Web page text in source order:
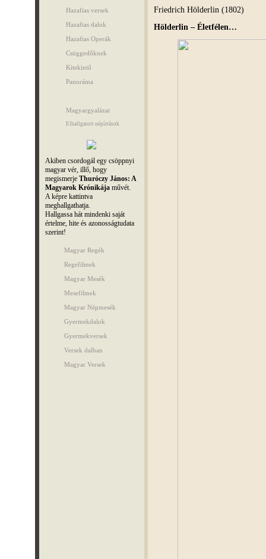
Hazafias versek
Hazafias dalok
Hazafias Operák
Csüggedőknek
Kitekintő
Panoráma
Magyargyalázat
Elhallgatott népírtások
Akiben csordogál egy csöppnyi
magyar vér, illő, hogy
megismerje Thuróczy János: A
Magyarok Krónikájaművét.
A képre kattintva
meghallgathatja.
Hallgassa hát mindenki saját
értelme, hite és azonosságtudata
szerint!
Magyar Regék
Regefilmek
Magyar Mesék
Mesefilmek
Magyar Népmesék
Gyermekdalok
Gyermekversek
Versek dalban
Magyar Versek
Friedrich Hölderlin (1802)
Hölderlin – Életfélen…